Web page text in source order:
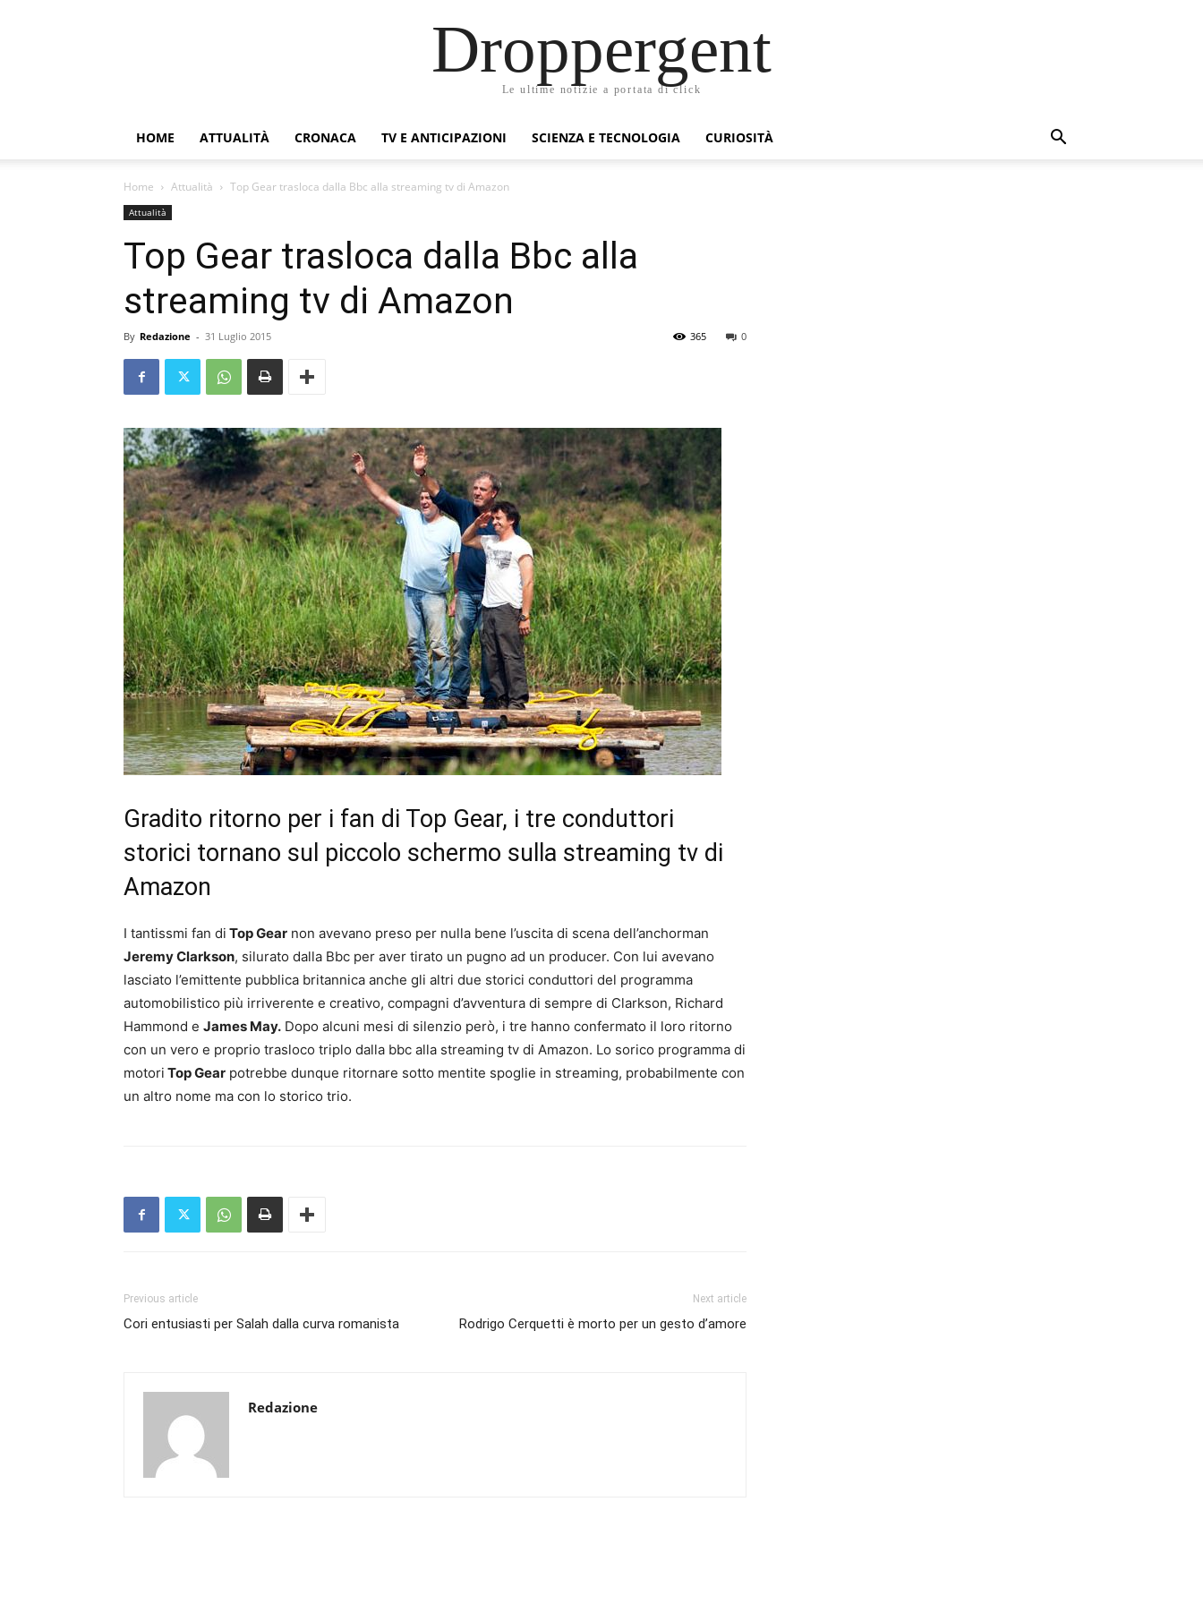
Droppergent
Le ultime notizie a portata di click
HOME ATTUALITÀ CRONACA TV E ANTICIPAZIONI SCIENZA E TECNOLOGIA CURIOSITÀ
Home Attualità Top Gear trasloca dalla Bbc alla streaming tv di Amazon
Attualità
Top Gear trasloca dalla Bbc alla
streaming tv di Amazon
By Redazione - 31 Luglio 2015 0
365
Gradito ritorno per i fan di Top Gear, i tre conduttori
storici tornano sul piccolo schermo sulla streaming tv di
Amazon
I tantissmi fan di Top Gear non avevano preso per nulla bene l’uscita di scena dell’anchorman
Jeremy Clarkson, silurato dalla Bbc per aver tirato un pugno ad un producer. Con lui avevano
lasciato l’emittente pubblica britannica anche gli altri due storici conduttori del programma
automobilistico più irriverente e creativo, compagni d’avventura di sempre di Clarkson, Richard
Hammond e James May. Dopo alcuni mesi di silenzio però, i tre hanno confermato il loro ritorno
con un vero e proprio trasloco triplo dalla bbc alla streaming tv di Amazon. Lo sorico programma di
motori Top Gear potrebbe dunque ritornare sotto mentite spoglie in streaming, probabilmente con
un altro nome ma con lo storico trio.
Previous article
Cori entusiasti per Salah dalla curva romanista
Next article
Rodrigo Cerquetti è morto per un gesto d’amore
Redazione